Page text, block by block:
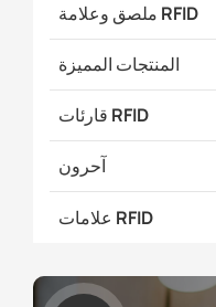
ملصق وعلامة RFID
المنتجات المميزة
قارئات RFID
آحرون
علامات RFID